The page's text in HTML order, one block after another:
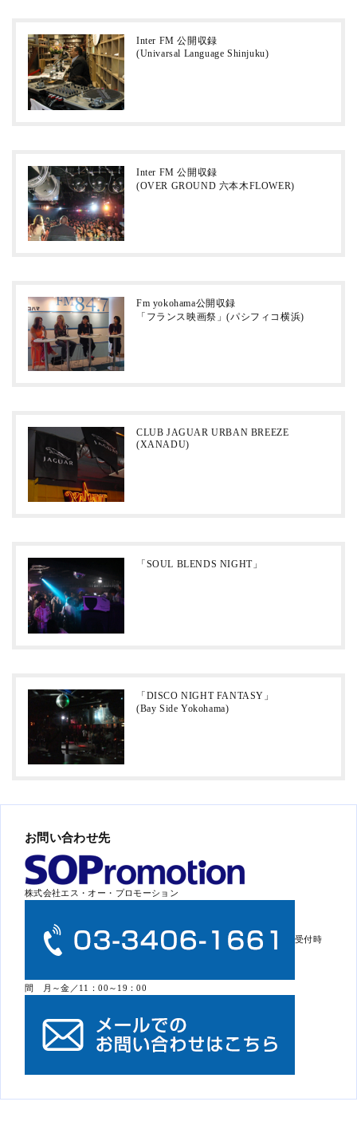
Inter FM 公開収録
(Univarsal Language Shinjuku)
Inter FM 公開収録
(OVER GROUND 六本木FLOWER)
Fm yokohama公開収録
「フランス映画祭」(パシフィコ横浜)
CLUB JAGUAR URBAN BREEZE
(XANADU)
「SOUL BLENDS NIGHT」
「DISCO NIGHT FANTASY」
(Bay Side Yokohama)
お問い合わせ先
株式会社エス・オー・プロモーション
受付時
間 月～金／11：00～19：00